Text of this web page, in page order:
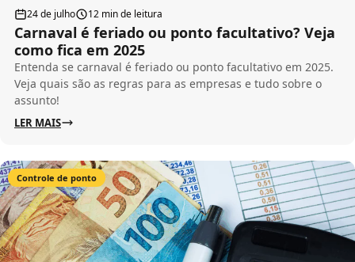
24 de julho 12 min de leitura
Carnaval é feriado ou ponto facultativo? Veja
como fica em 2025
Entenda se carnaval é feriado ou ponto facultativo em 2025.
Veja quais são as regras para as empresas e tudo sobre o
assunto!
LER MAIS
Controle de ponto